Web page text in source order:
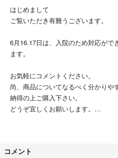
はじめまして
ご覧いただき有難うございます。
6月16.17日は、入院のため対応がで
ます。
お気軽にコメントください。
尚、商品についてなるべく分かりや
納得の上ご購入下さい。
どうぞ宜しくお願いします。
また、極端な値下げ交渉にはお答え
コメント